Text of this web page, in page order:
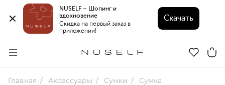
NUSELF – Шопинг и
вдохновение
Скидка на первый заказ в
приложении!
Скачать
Главная Аксессуары Сумки Сумка